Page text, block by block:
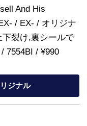
And His
/ EX- / オリジナ
下裂け,裏シールで
7554BI / ¥990
ジナル